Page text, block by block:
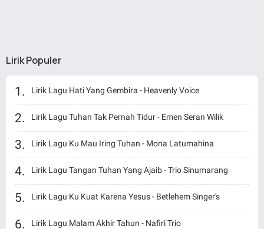
Lirik Populer
Lirik Lagu Hati Yang Gembira - Heavenly Voice
Lirik Lagu Tuhan Tak Pernah Tidur - Emen Seran Wilik
Lirik Lagu Ku Mau Iring Tuhan - Mona Latumahina
Lirik Lagu Tangan Tuhan Yang Ajaib - Trio Sinumarang
Lirik Lagu Ku Kuat Karena Yesus - Betlehem Singer's
Lirik Lagu Malam Akhir Tahun - Nafiri Trio